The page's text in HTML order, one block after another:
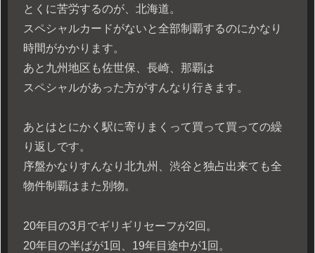
とくに苦労するのが、北海道。
スペシャルカードがないと全部制覇するのにかなり
時間がかかります。
あと九州地区も佐世保、長崎、那覇は
スペシャルがあった方がすんなり行きます。
あとはとにかく駅に寄りまくって買って買っての繰
り返しです。
序盤かなりすんなり北九州、渋谷と独占出来ても全
物件制覇はまた別物。
20年目の3月でギリギリセーフが2回。
20年目の半ばが1回、19年目途中が1回。